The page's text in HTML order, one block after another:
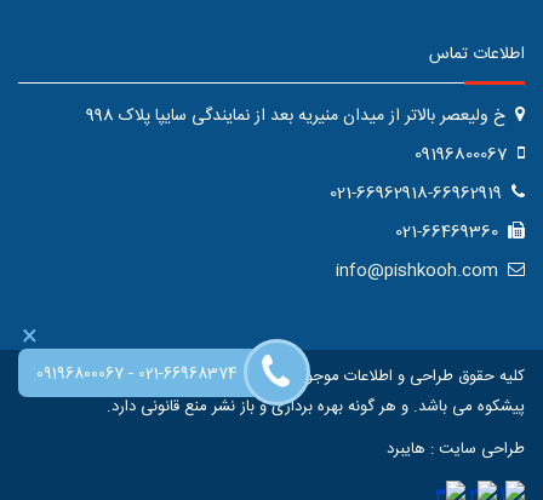
اطلاعات تماس
خ ولیعصر بالاتر از میدان منیریه بعد از نمایندگی سایپا پلاک 998
کلیه حقوق طراحی و اطلاعات موجود در این سایت متعلق به فروشگاه اینترنتی
پیشکوه می باشد. و هر گونه بهره برداری و باز نشر منع قانونی دارد.
طراحی سایت: هایبرد
×
09196800067- 021-66968374